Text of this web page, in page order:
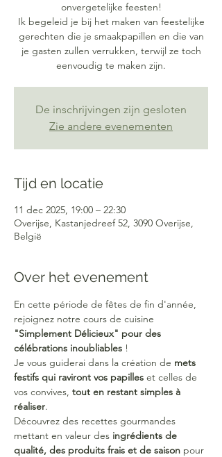
onvergetelijke feesten!
Ik begeleid je bij het maken van feestelijke
gerechten die je smaakpapillen en die van
je gasten zullen verrukken, terwijl ze toch
eenvoudig te maken zijn.
De inschrijvingen zijn gesloten
Zie andere evenementen
Tijd en locatie
11 dec 2025, 19:00 – 22:30
Overijse, Kastanjedreef 52, 3090 Overijse,
België
Over het evenement
En cette période de fêtes de fin d'année,
rejoignez notre cours de cuisine
"Simplement Délicieux" pour des
célébrations inoubliables !
Je vous guiderai dans la création de mets
festifs qui raviront vos papilles et celles de
vos convives, tout en restant simples à
réaliser.
Découvrez des recettes gourmandes
mettant en valeur des ingrédients de
qualité, des produits frais et de saison pour